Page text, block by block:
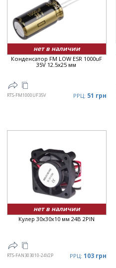
нет в наличии
Конденсатор FM LOW ESR 1000uF
35V 12.5x25 мм
RTS-FM1000UF35V РРЦ: 51 грн
нет в наличии
Кулер 30x30x10 мм 24В 2PIN
RTS-FAN303010-24V2P РРЦ: 103 грн